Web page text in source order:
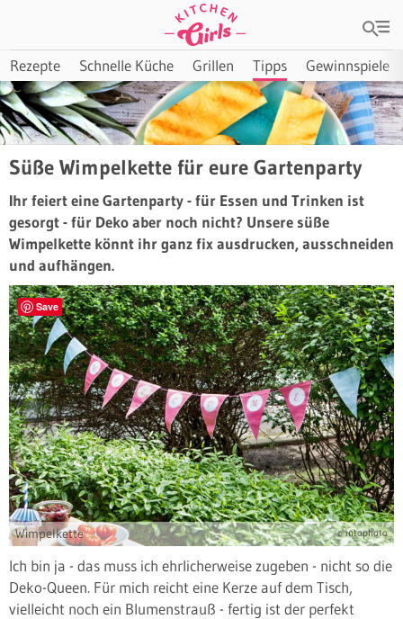
Rezepte Schnelle Küche Grillen Tipps Gewinnspiele
Süße Wimpelkette für eure Gartenparty
Ihr feiert eine Gartenparty - für Essen und Trinken ist
gesorgt - für Deko aber noch nicht? Unsere süße
Wimpelkette könnt ihr ganz fix ausdrucken, ausschneiden
und aufhängen.
Save
Wimpelkette © intophoto
Ich bin ja - das muss ich ehrlicherweise zugeben - nicht so die
Deko-Queen. Für mich reicht eine Kerze auf dem Tisch,
vielleicht noch ein Blumenstrauß - fertig ist der perfekt